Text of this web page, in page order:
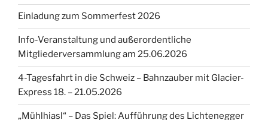
21.10.2021“
Einladung zum Sommerfest 2026
Info-Veranstaltung und außerordentliche
Mitgliederversammlung am 25.06.2026
4-Tagesfahrt in die Schweiz – Bahnzauber mit Glacier-
Express 18. – 21.05.2026
„Mühlhiasl“ – Das Spiel: Aufführung des Lichtenegger